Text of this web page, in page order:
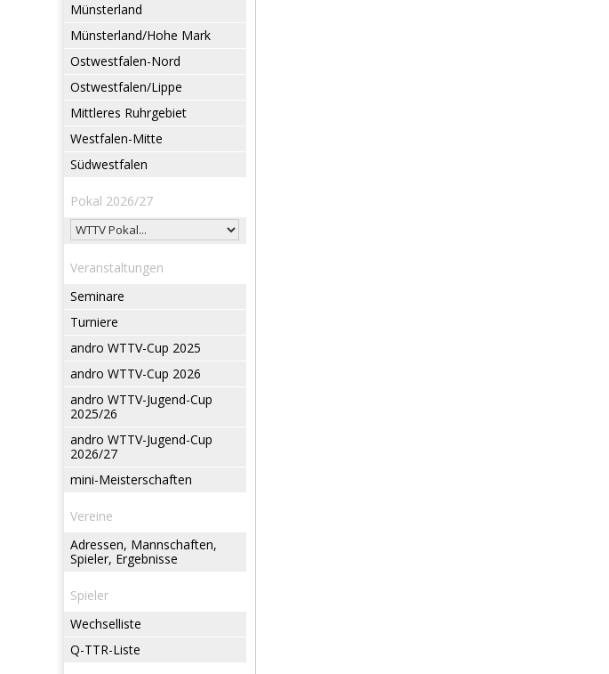
Münsterland
Münsterland/Hohe Mark
Ostwestfalen-Nord
Ostwestfalen/Lippe
Mittleres Ruhrgebiet
Westfalen-Mitte
Südwestfalen
Pokal 2026/27
Veranstaltungen
Seminare
Turniere
andro WTTV-Cup 2025
andro WTTV-Cup 2026
andro WTTV-Jugend-Cup
2025/26
andro WTTV-Jugend-Cup
2026/27
mini-Meisterschaften
Vereine
Adressen, Mannschaften,
Spieler, Ergebnisse
Spieler
Wechselliste
Q-TTR-Liste